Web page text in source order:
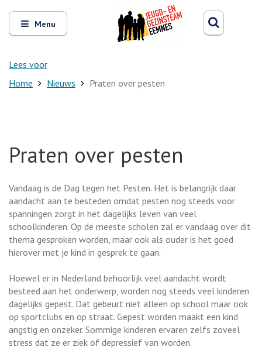
Open
en
sluit
Menu
Lees voor
Zoeken
Home Nieuws Praten over pesten
Praten over pesten
Vandaag is de Dag tegen het Pesten. Het is belangrijk daar
aandacht aan te besteden omdat pesten nog steeds voor
spanningen zorgt in het dagelijks leven van veel
schoolkinderen. Op de meeste scholen zal er vandaag over dit
thema gesproken worden, maar ook als ouder is het goed
hierover met je kind in gesprek te gaan.
Hoewel er in Nederland behoorlijk veel aandacht wordt
besteed aan het onderwerp, worden nog steeds veel kinderen
dagelijks gepest. Dat gebeurt niet alleen op school maar ook
op sportclubs en op straat. Gepest worden maakt een kind
angstig en onzeker. Sommige kinderen ervaren zelfs zoveel
stress dat ze er ziek of depressief van worden.